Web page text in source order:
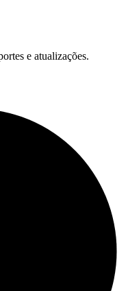
e atualizações.